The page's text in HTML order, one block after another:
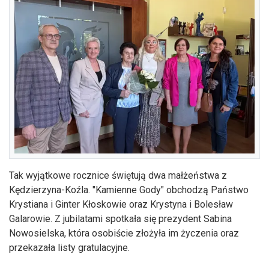
Tak wyjątkowe rocznice świętują dwa małżeństwa z
Kędzierzyna-Koźla. "Kamienne Gody" obchodzą Państwo
Krystiana i Ginter Kłoskowie oraz Krystyna i Bolesław
Galarowie. Z jubilatami spotkała się prezydent Sabina
Nowosielska, która osobiście złożyła im życzenia oraz
przekazała listy gratulacyjne.